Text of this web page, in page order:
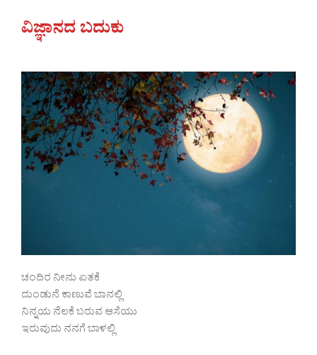
ವಿಜ್ಞಾನದ ಬದುಕು
ಚಂದಿರ ನೀನು ಏತಕೆ
ದುಂಡುನೆ ಕಾಣುವೆ ಬಾನಲ್ಲಿ
ನಿನ್ನಯ ನೆಲಕೆ ಬರುವ ಆಸೆಯು
ಇರುವುದು ನನಗೆ ಬಾಳಲ್ಲಿ